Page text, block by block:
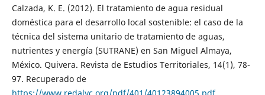
Calzada, K. E. (2012). El tratamiento de agua residual
doméstica para el desarrollo local sostenible: el caso de la
técnica del sistema unitario de tratamiento de aguas,
nutrientes y energía (SUTRANE) en San Miguel Almaya,
México. Quivera. Revista de Estudios Territoriales, 14(1), 78-
97. Recuperado de
https://www.redalyc.org/pdf/401/40123894005.pdf